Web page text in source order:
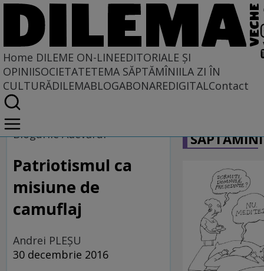
Home DILEME ON-LINEEDITORIALE ȘI
OPINIISOCIETATETEMA SĂPTĂMÎNIILA ZI ÎN
CULTURĂDILEMABLOGABONAREDIGITALContact
Home
Dileme on-line
Blogurile Adevărul
Patriotismul ca
misiune de
camuflaj
Andrei PLEŞU
30 decembrie 2016